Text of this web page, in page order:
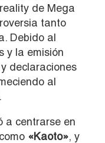
de Mega
tanto
Debido al
y la emisión
declaraciones
al
a centrarse en
«Kaoto», y